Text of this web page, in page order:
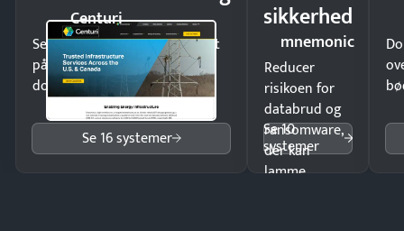
Centuri
Send kontrakter til underskrift
på minutter og mist ingen
dokumenter.
Se 16 systemer
sikkerhed
mnemonic
Reducer
risikoen for
databrud og
ransomware,
der kan
lamme
Se 10
systemer